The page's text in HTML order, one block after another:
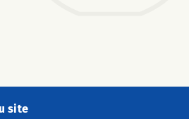
site